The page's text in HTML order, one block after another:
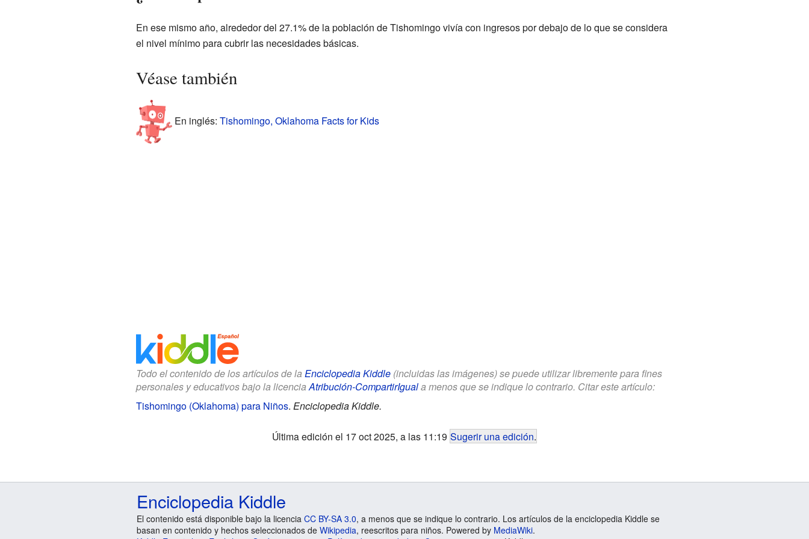
En ese mismo año, alrededor del 27.1% de la población de Tishomingo vivía con ingresos por debajo de lo que se considera
el nivel mínimo para cubrir las necesidades básicas.
Véase también
En inglés: Tishomingo, Oklahoma Facts for Kids
Todo el contenido de los artículos de la Enciclopedia Kiddle(incluidas las imágenes) se puede utilizar libremente para fines
personales y educativos bajo la licenciaAtribución-CompartirIguala menos que se indique lo contrario. Citar este artículo:
Tishomingo (Oklahoma) para Niños. Enciclopedia Kiddle.
Última edición el 17 oct 2025, a las 11:19 Sugerir una edición.
Enciclopedia Kiddle
El contenido está disponible bajo la licencia CC BY-SA 3.0, a menos que se indique lo contrario. Los artículos de la enciclopedia Kiddle se
basan en contenido y hechos seleccionados de Wikipedia, reescritos para niños. Powered by MediaWiki.